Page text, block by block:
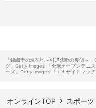
ページTOPへ
「錦織圭の現在地～引退決断の裏側～
グ」Getty Images 「全米オープンテニ
ーズ」Getty Images 「エキサイトマッ
オンラインTOP スポーツ